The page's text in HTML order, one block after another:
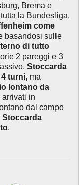
Brema e
la Bundesliga,
come
basandosi sulle
di tutto
2 pareggi e 3
Stoccarda
turni, ma
lontano da
in
dal campo
Stoccarda
.